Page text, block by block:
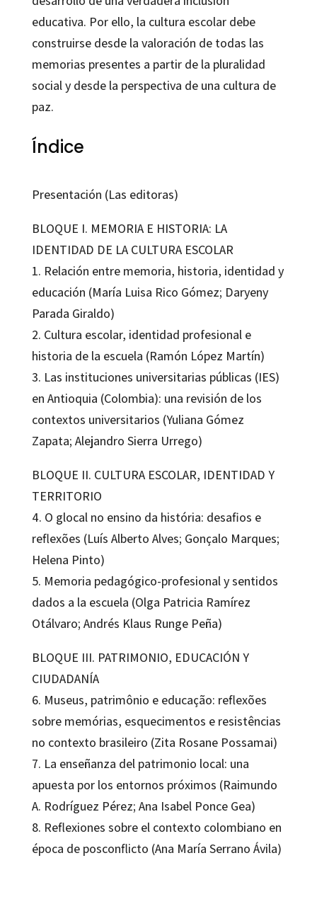
educativa. Por ello, la cultura escolar debe
construirse desde la valoración de todas las
memorias presentes a partir de la pluralidad
social y desde la perspectiva de una cultura de
paz.
Índice
Presentación (Las editoras)
BLOQUE I. MEMORIA E HISTORIA: LA
IDENTIDAD DE LA CULTURA ESCOLAR
1. Relación entre memoria, historia, identidad y
educación (María Luisa Rico Gómez; Daryeny
Parada Giraldo)
2. Cultura escolar, identidad profesional e
historia de la escuela (Ramón López Martín)
3. Las instituciones universitarias públicas (IES)
en Antioquia (Colombia): una revisión de los
contextos universitarios (Yuliana Gómez
Zapata; Alejandro Sierra Urrego)
BLOQUE II. CULTURA ESCOLAR, IDENTIDAD Y
TERRITORIO
4. O glocal no ensino da história: desafios e
reflexões (Luís Alberto Alves; Gonçalo Marques;
Helena Pinto)
5. Memoria pedagógico-profesional y sentidos
dados a la escuela (Olga Patricia Ramírez
Otálvaro; Andrés Klaus Runge Peña)
BLOQUE III. PATRIMONIO, EDUCACIÓN Y
CIUDADANÍA
6. Museus, patrimônio e educação: reflexões
sobre memórias, esquecimentos e resistências
no contexto brasileiro (Zita Rosane Possamai)
7. La enseñanza del patrimonio local: una
apuesta por los entornos próximos (Raimundo
A. Rodríguez Pérez; Ana Isabel Ponce Gea)
8. Reflexiones sobre el contexto colombiano en
época de posconflicto (Ana María Serrano Ávila)